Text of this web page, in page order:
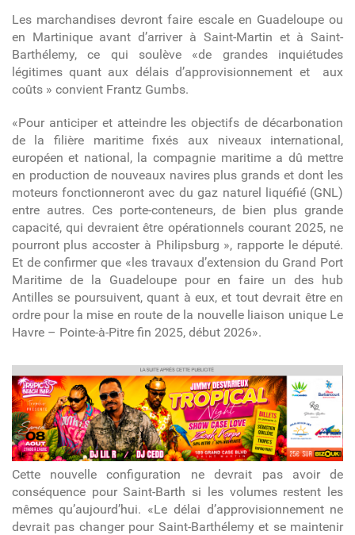
Les marchandises devront faire escale en Guadeloupe ou
en Martinique avant d’arriver à Saint-Martin et à Saint-
Barthélemy, ce qui soulève «de grandes inquiétudes
légitimes quant aux délais d’approvisionnement et aux
coûts » convient Frantz Gumbs.
«Pour anticiper et atteindre les objectifs de décarbonation
de la filière maritime fixés aux niveaux international,
européen et national, la compagnie maritime a dû mettre
en production de nouveaux navires plus grands et dont les
moteurs fonctionneront avec du gaz naturel liquéfié (GNL)
entre autres. Ces porte-conteneurs, de bien plus grande
capacité, qui devraient être opérationnels courant 2025, ne
pourront plus accoster à Philipsburg », rapporte le député.
Et de confirmer que «les travaux d’extension du Grand Port
Maritime de la Guadeloupe pour en faire un des hub
Antilles se poursuivent, quant à eux, et tout devrait être en
ordre pour la mise en route de la nouvelle liaison unique Le
Havre – Pointe-à-Pitre fin 2025, début 2026».
article
Cette nouvelle configuration ne devrait pas avoir de
conséquence pour Saint-Barth si les volumes restent les
mêmes qu’aujourd’hui. «Le délai d’approvisionnement ne
devrait pas changer pour Saint-Barthélemy et se maintenir